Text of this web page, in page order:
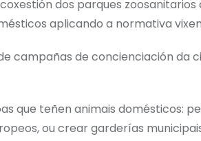
dos parques
aplicando a normativa
campañas de concienciación da
que teñen animais domésticos:
ou crear garderías